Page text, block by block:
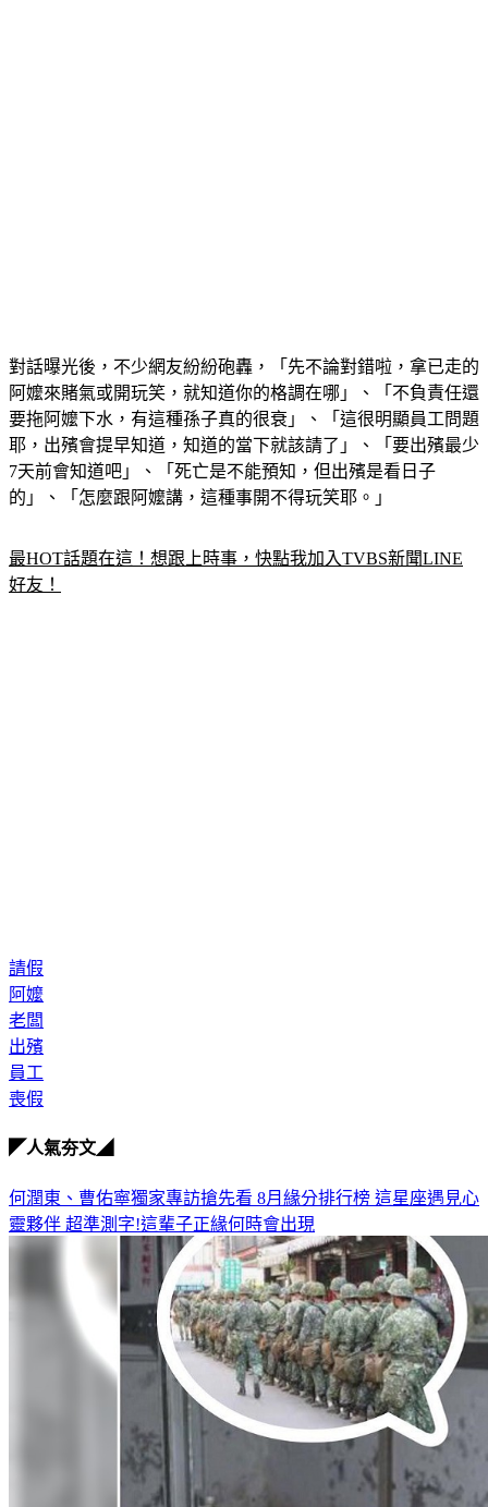
對話曝光後，不少網友紛紛砲轟，「先不論對錯啦，拿已走的
阿嬤來賭氣或開玩笑，就知道你的格調在哪」、「不負責任還
要拖阿嬤下水，有這種孫子真的很衰」、「這很明顯員工問題
耶，出殯會提早知道，知道的當下就該請了」、「要出殯最少
7天前會知道吧」、「死亡是不能預知，但出殯是看日子
的」、「怎麼跟阿嬤講，這種事開不得玩笑耶。」
最HOT話題在這！想跟上時事，快點我加入TVBS新聞LINE
好友！
請假
阿嬤
老闆
出殯
員工
喪假
◤人氣夯文◢
何潤東、曹佑寧獨家專訪搶先看 8月緣分排行榜 這星座遇見心
靈夥伴 超準測字!這輩子正緣何時會出現